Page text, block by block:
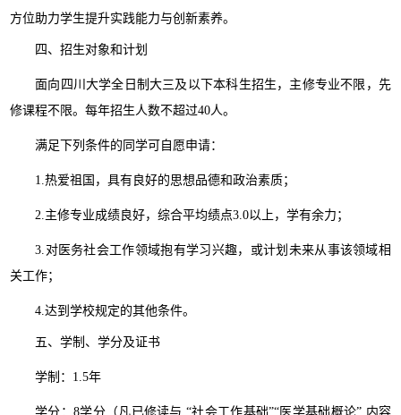
方位助力学生提升实践能力与创新素养。
四、招生对象和计划
面向四川大学全日制大三及以下本科生招生，主修专业不限，先
修课程不限。每年招生人数不超过40人。
满足下列条件的同学可自愿申请：
1.热爱祖国，具有良好的思想品德和政治素质；
2.主修专业成绩良好，综合平均绩点3.0以上，学有余力；
3.对医务社会工作领域抱有学习兴趣，或计划未来从事该领域相
关工作；
4.达到学校规定的其他条件。
五、学制、学分及证书
学制：1.5年
学分：8学分（凡已修读与 “社会工作基础”“医学基础概论” 内容